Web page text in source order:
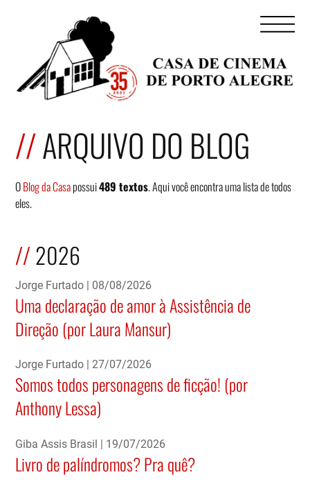
ARQUIVO DO BLOG
OBlog da Casapossui489 textos. Aqui você encontra uma lista de todos
eles.
2026
Jorge Furtado 08/08/2026
Uma declaração de amor à Assistência de
Direção (por Laura Mansur)
Jorge Furtado 27/07/2026
Somos todos personagens de ficção! (por
Anthony Lessa)
Giba Assis Brasil 19/07/2026
Livro de palíndromos? Pra quê?